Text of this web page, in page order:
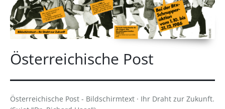
Österreichische Post
Österreichische Post - Bildschirmtext · Ihr Draht zur Zukunft.